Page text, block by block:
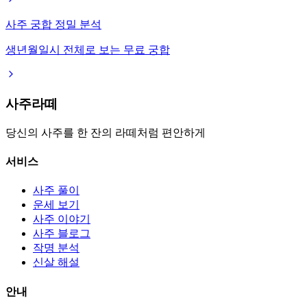
사주 궁합 정밀 분석
생년월일시 전체로 보는 무료 궁합
사주라떼
당신의 사주를 한 잔의 라떼처럼 편안하게
서비스
사주 풀이
운세 보기
사주 이야기
사주 블로그
작명 분석
신살 해설
안내